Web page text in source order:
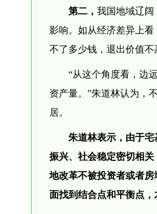
第二， 我国地域辽阔
影响。如从经济差异上
不了多少钱，退出价值不
“从这个角度看，边
资产量。”朱道林认为，
居。
朱道林表示，由于
振兴、社会稳定密切相
地改革不被投资者或者
面找到结合点和平衡点，